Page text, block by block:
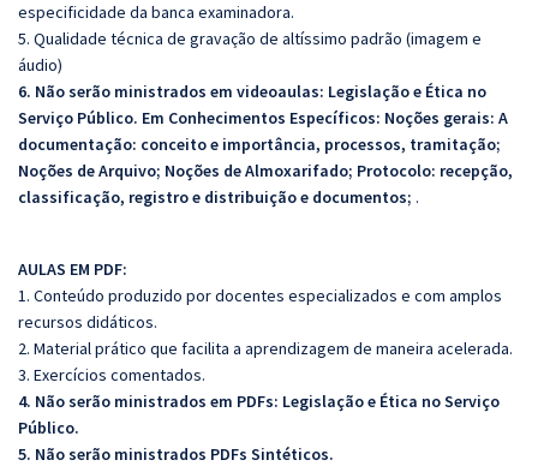
especificidade da banca examinadora.
5. Qualidade técnica de gravação de altíssimo padrão (imagem e
áudio)
6. Não serão ministrados em videoaulas: Legislação e Ética no
Serviço Público. Em Conhecimentos Específicos: Noções gerais: A
documentação: conceito e importância, processos, tramitação;
Noções de Arquivo; Noções de Almoxarifado; Protocolo: recepção,
classificação, registro e distribuição e documentos; .
AULAS EM PDF:
1. Conteúdo produzido por docentes especializados e com amplos
recursos didáticos.
2. Material prático que facilita a aprendizagem de maneira acelerada.
3. Exercícios comentados.
4. Não serão ministrados em PDFs: Legislação e Ética no Serviço
Público.
5. Não serão ministrados PDFs Sintéticos.